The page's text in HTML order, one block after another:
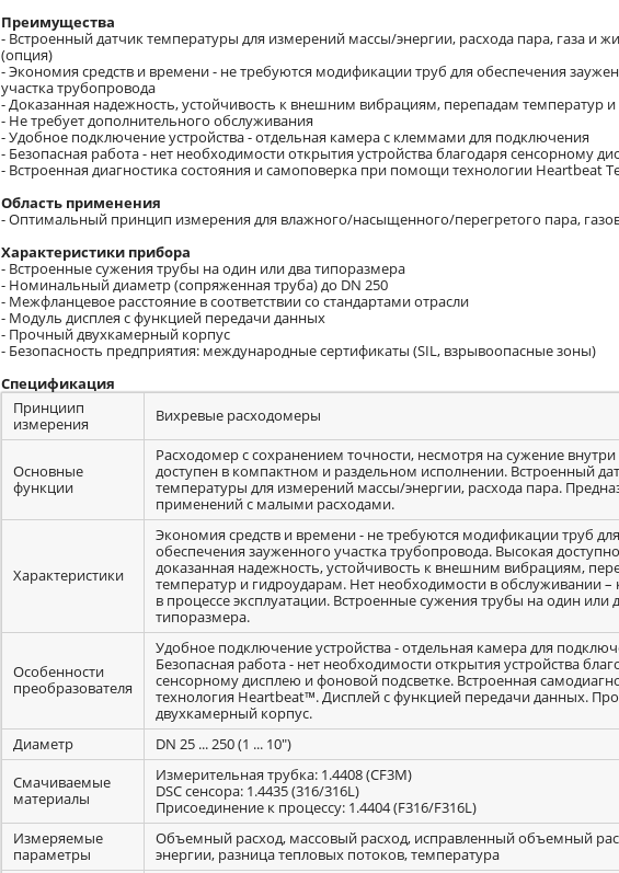
Преимущества
- Встроенный датчик температуры для измерений массы/энергии, расхода пара, газа и
(опция)
- Экономия средств и времени - не требуются модификации труб для обеспечения
участка трубопровода
- Доказанная надежность, устойчивость к внешним вибрациям, перепадам температур
- Не требует дополнительного обслуживания
- Удобное подключение устройства - отдельная камера с клеммами для подключения
- Безопасная работа - нет необходимости открытия устройства благодаря сенсорному
- Встроенная диагностика состояния и самоповерка при помощи технологии Heartbeat
Область применения
- Оптимальный принцип измерения для влажного/насыщенного/перегретого пара,
Характеристики прибора
- Встроенные сужения трубы на один или два типоразмера
- Номинальный диаметр (сопряженная труба) до DN 250
- Межфланцевое расстояние в соответствии со стандартами отрасли
- Модуль дисплея с функцией передачи данных
- Прочный двухкамерный корпус
- Безопасность предприятия: международные сертификаты (SIL, взрывоопасные зоны)
Спецификация
Принциип
измерения
Вихревые расходомеры
Основные
функции
Расходомер с сохранением точности, несмотря на сужение внутри
доступен в компактном и раздельном исполнении. Встроенный
температуры для измерений массы/энергии, расхода пара.
применений с малыми расходами.
Характеристики
Экономия средств и времени - не требуются модификации труб для
обеспечения зауженного участка трубопровода. Высокая
доказанная надежность, устойчивость к внешним вибрациям,
температур и гидроударам. Нет необходимости в обслуживании –
в процессе эксплуатации. Встроенные сужения трубы на один или
типоразмера.
Особенности
преобразователя
Удобное подключение устройства - отдельная камера для
Безопасная работа - нет необходимости открытия устройства
сенсорному дисплею и фоновой подсветке. Встроенная
технология Heartbeat™. Дисплей с функцией передачи данных.
двухкамерный корпус.
Диаметр
DN 25 ... 250 (1 ... 10")
Смачиваемые
материалы
Измерительная трубка: 1.4408 (CF3M)
DSC сенсора: 1.4435 (316/316L)
Присоединение к процессу: 1.4404 (F316/F316L)
Измеряемые
параметры
Объемный расход, массовый расход, исправленный объемный
энергии, разница тепловых потоков, температура